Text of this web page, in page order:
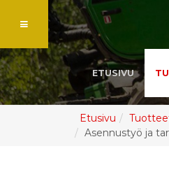
ETUSIVU
Etusivu
Asennustyö ja